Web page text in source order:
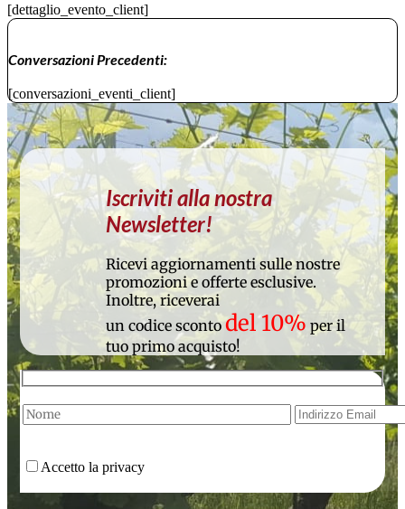
[dettaglio_evento_client]
Conversazioni Precedenti:
[conversazioni_eventi_client]
Iscriviti alla nostra
Newsletter!
Ricevi aggiornamenti sulle nostre
promozioni e offerte esclusive.
Inoltre, riceverai
un codice sconto del 10% per il
tuo primo acquisto!
Accetto la privacy